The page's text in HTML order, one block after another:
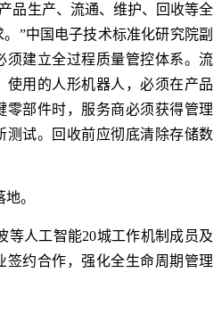
品生产、流通、维护、回收等全
”中国电子技术标准化研究院副
须建立全过程质量管控体系。流
使用的人形机器人，必须在产品
零部件时，服务商必须获得管理
测试。回收前应彻底清除存储数
。
等人工智能20城工作机制成员及
签约合作，强化全生命周期管理